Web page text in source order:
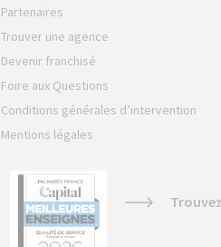
Partenaires
Trouver une agence
Devenir franchisé
Foire aux Questions
Conditions générales d’intervention
Mentions légales